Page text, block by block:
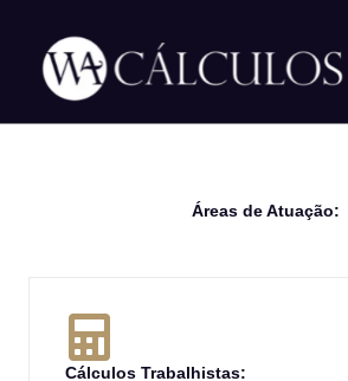
conteúdo
Áreas de Atuação:
Cálculos Trabalhistas: